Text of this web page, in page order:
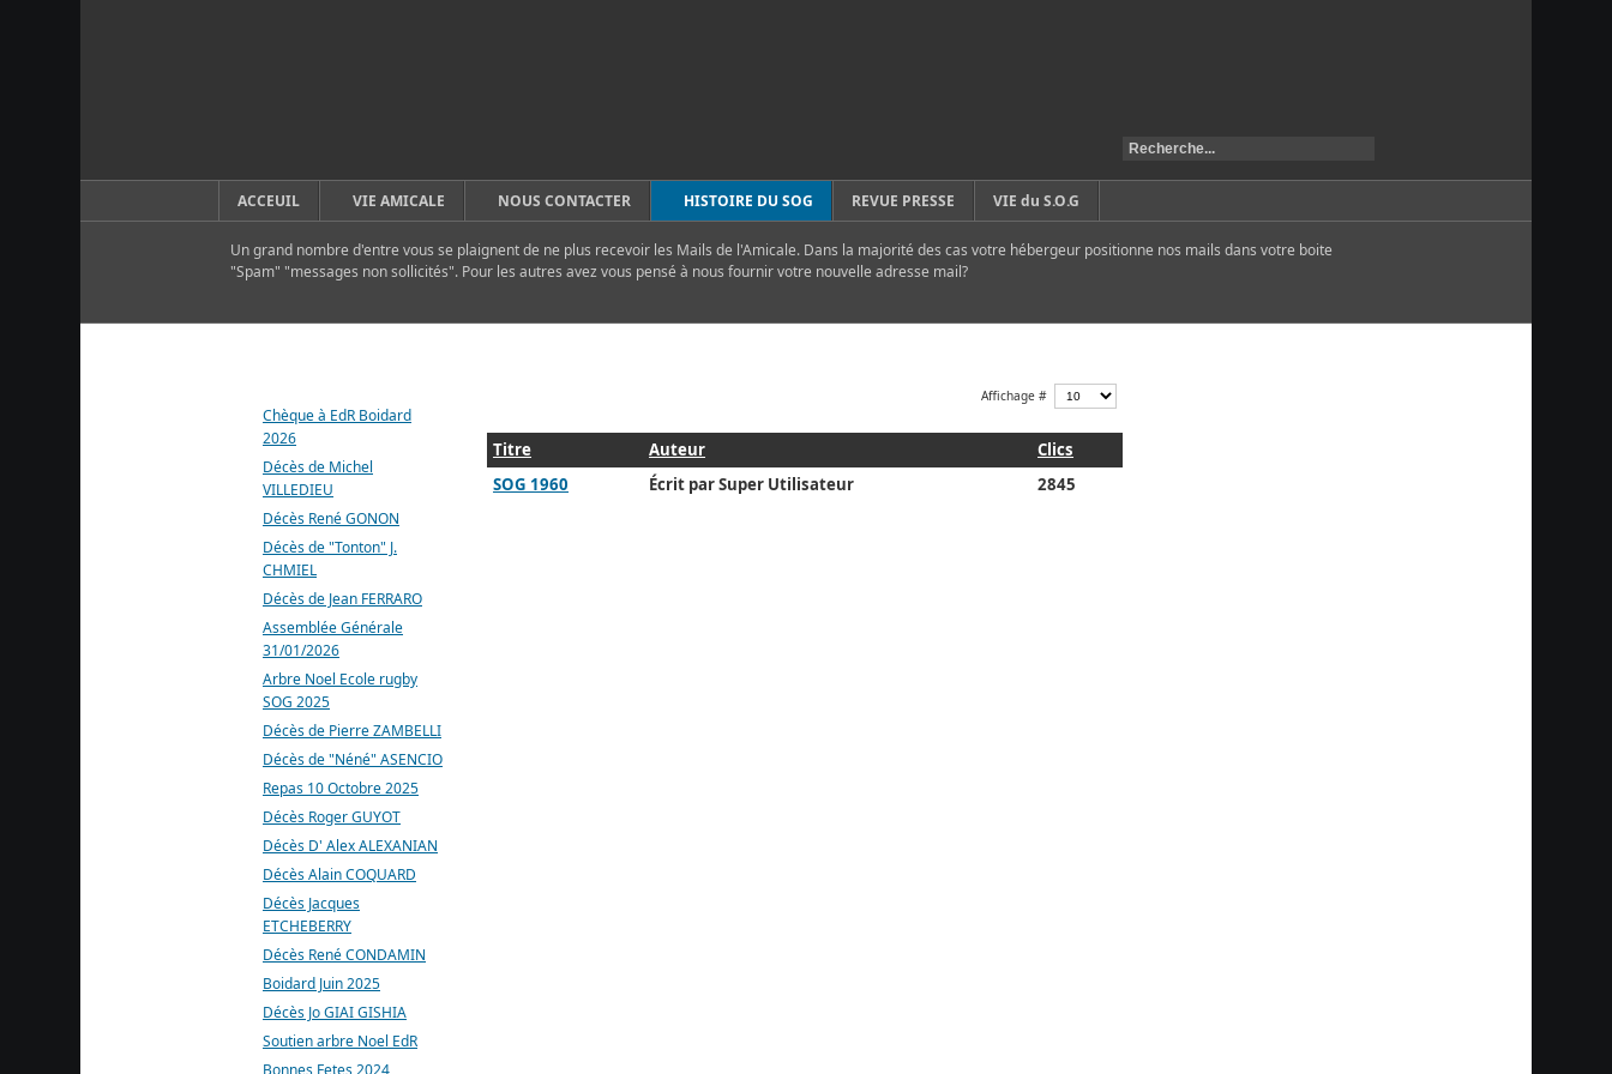
ACCEUIL VIE AMICALE NOUS CONTACTER HISTOIRE DU SOG REVUE PRESSE VIE du S.O.G
Un grand nombre d'entre vous se plaignent de ne plus recevoir les Mails de l'Amicale. Dans la majorité des cas votre hébergeur positionne nos mails dans votre boite
"Spam" "messages non sollicités". Pour les autres avez vous pensé à nous fournir votre nouvelle adresse mail?
Affichage #
Titre Auteur
Clics
SOG 1960
Écrit par Super Utilisateur 2845
Chèque à EdR Boidard
2026
Décès de Michel
VILLEDIEU
Décès René GONON
Décès de "Tonton" J.
CHMIEL
Décès de Jean FERRARO
Assemblée Générale
31/01/2026
Arbre Noel Ecole rugby
SOG 2025
Décès de Pierre ZAMBELLI
Décès de "Néné" ASENCIO
Repas 10 Octobre 2025
Décès Roger GUYOT
Décès D' Alex ALEXANIAN
Décès Alain COQUARD
Décès Jacques
ETCHEBERRY
Décès René CONDAMIN
Boidard Juin 2025
Décès Jo GIAI GISHIA
Soutien arbre Noel EdR
Bonnes Fetes 2024